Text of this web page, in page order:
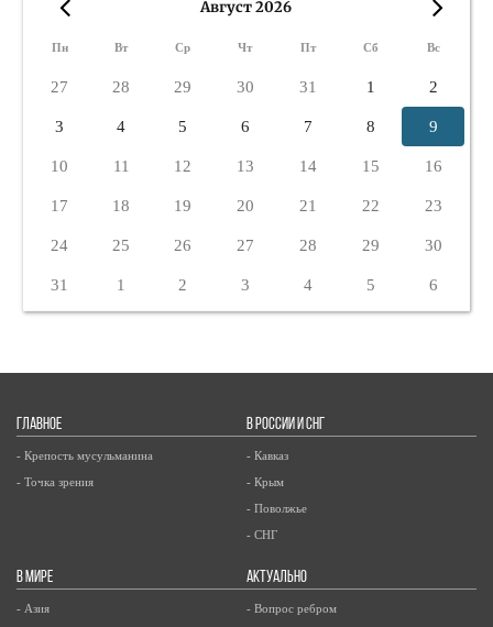
Август 2026
Пн Вт Ср Чт Пт Сб Вс
27 28 29 30 31 1 2
3 4 5 6 7 8 9
10 11 12 13 14 15 16
17 18 19 20 21 22 23
24 25 26 27 28 29 30
31 1 2 3 4 5 6
ГЛАВНОЕ
- Крепость мусульманина
- Точка зрения
В РОССИИ И СНГ
- Кавказ
- Крым
- Поволжье
- СНГ
В МИРЕ
- Азия
АКТУАЛЬНО
- Вопрос ребром